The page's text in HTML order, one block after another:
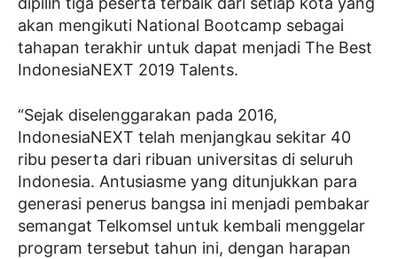
akan mengikuti National Bootcamp sebagai
tahapan terakhir untuk dapat menjadi The Best
IndonesiaNEXT 2019 Talents.
“Sejak diselenggarakan pada 2016,
IndonesiaNEXT telah menjangkau sekitar 40
ribu peserta dari ribuan universitas di seluruh
Indonesia. Antusiasme yang ditunjukkan para
generasi penerus bangsa ini menjadi pembakar
semangat Telkomsel untuk kembali menggelar
program tersebut tahun ini, dengan harapan